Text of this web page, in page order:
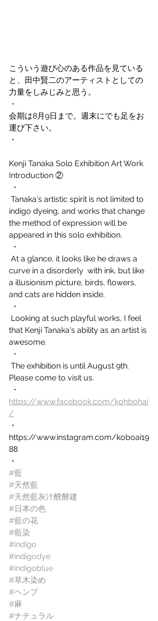
こういう遊び心のある作品を見ている
と、田中賢二のアーティストとしての
力量をしみじみと思う。
・
会期は8月9日まで。週末にでも足をお
運び下さい。
・
Kenji Tanaka Solo Exhibition Art Work
Introduction ②
・
indigo dyeing, and works that change
the method of expression will be
appeared in this solo exhibition.
・
curve in a disorderly  with ink, but like
a illusionism picture, birds, flowers,
and cats are hidden inside.
・
that Kenji Tanaka's ability as an artist is
awesome.
・
Please come to visit us.
・
https://www.facebook.com/kohbohai
/
・
https://www.instagram.com/koboai19
88
・
#藍
#天然藍
#天然藍灰汁醗酵建
#日本の色
#藍の花
#藍染
#indigo
#indigodye
#indigoblue
#草木染め
#ヘンプ
#麻
#ナチュラル